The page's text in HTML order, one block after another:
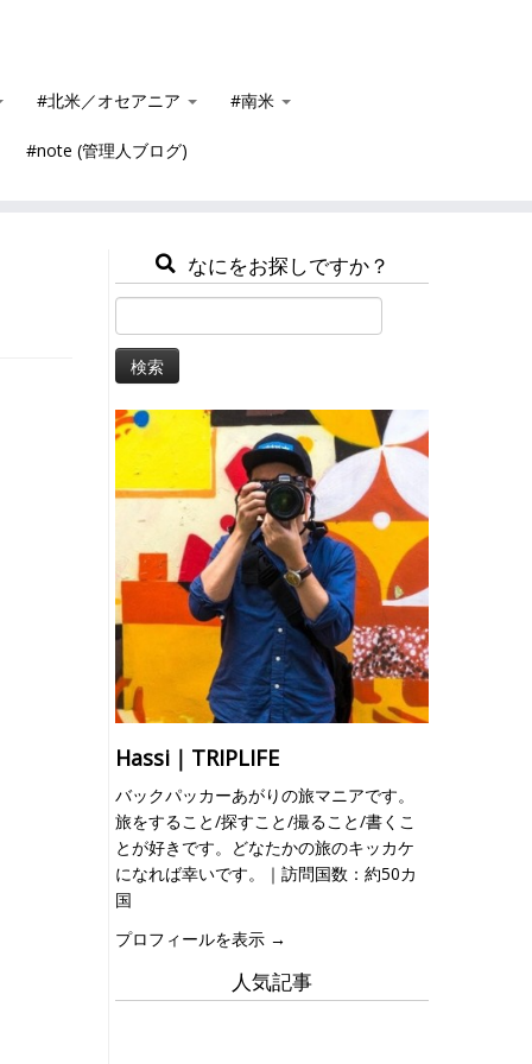
#北米／オセアニア #南米
#note (管理人ブログ)
なにをお探しですか？
索:
Hassi｜TRIPLIFE
バックパッカーあがりの旅マニアです。
旅をすること/探すこと/撮ること/書くこ
とが好きです。どなたかの旅のキッカケ
になれば幸いです。｜訪問国数：約50カ
国
プロフィールを表示 →
人気記事